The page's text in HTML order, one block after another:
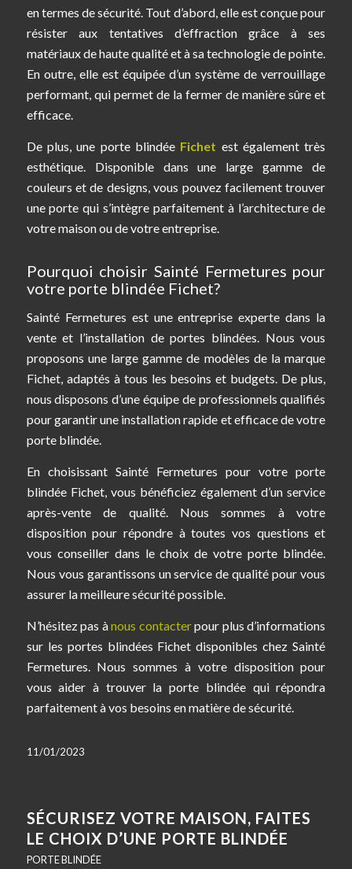
en termes de sécurité. Tout d’abord, elle est conçue pour
résister aux tentatives d’effraction grâce à ses
matériaux de haute qualité et à sa technologie de pointe.
En outre, elle est équipée d’un système de verrouillage
performant, qui permet de la fermer de manière sûre et
efficace.
De plus, une porte blindée Fichet est également très
esthétique. Disponible dans une large gamme de
couleurs et de designs, vous pouvez facilement trouver
une porte qui s’intègre parfaitement à l’architecture de
votre maison ou de votre entreprise.
Pourquoi choisir Sainté Fermetures pour
votre porte blindée Fichet?
Sainté Fermetures est une entreprise experte dans la
vente et l’installation de portes blindées. Nous vous
proposons une large gamme de modèles de la marque
Fichet, adaptés à tous les besoins et budgets. De plus,
nous disposons d’une équipe de professionnels qualifiés
pour garantir une installation rapide et efficace de votre
porte blindée.
En choisissant Sainté Fermetures pour votre porte
blindée Fichet, vous bénéficiez également d’un service
après-vente de qualité. Nous sommes à votre
disposition pour répondre à toutes vos questions et
vous conseiller dans le choix de votre porte blindée.
Nous vous garantissons un service de qualité pour vous
assurer la meilleure sécurité possible.
N’hésitez pas ànous contacterpour plus d’informations
sur les portes blindées Fichet disponibles chez Sainté
Fermetures. Nous sommes à votre disposition pour
vous aider à trouver la porte blindée qui répondra
parfaitement à vos besoins en matière de sécurité.
11/01/2023
SÉCURISEZ VOTRE MAISON, FAITES
LE CHOIX D’UNE PORTE BLINDÉE
PORTE BLINDÉE